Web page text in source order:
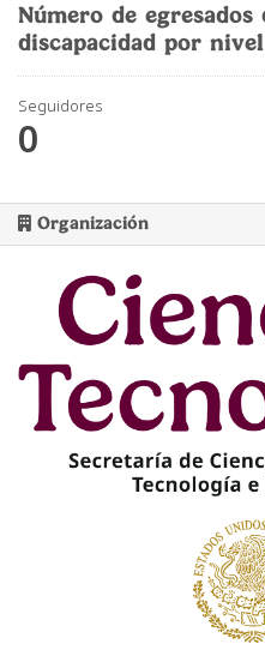
Número de egresados
discapacidad por
Seguidores
0
Organización